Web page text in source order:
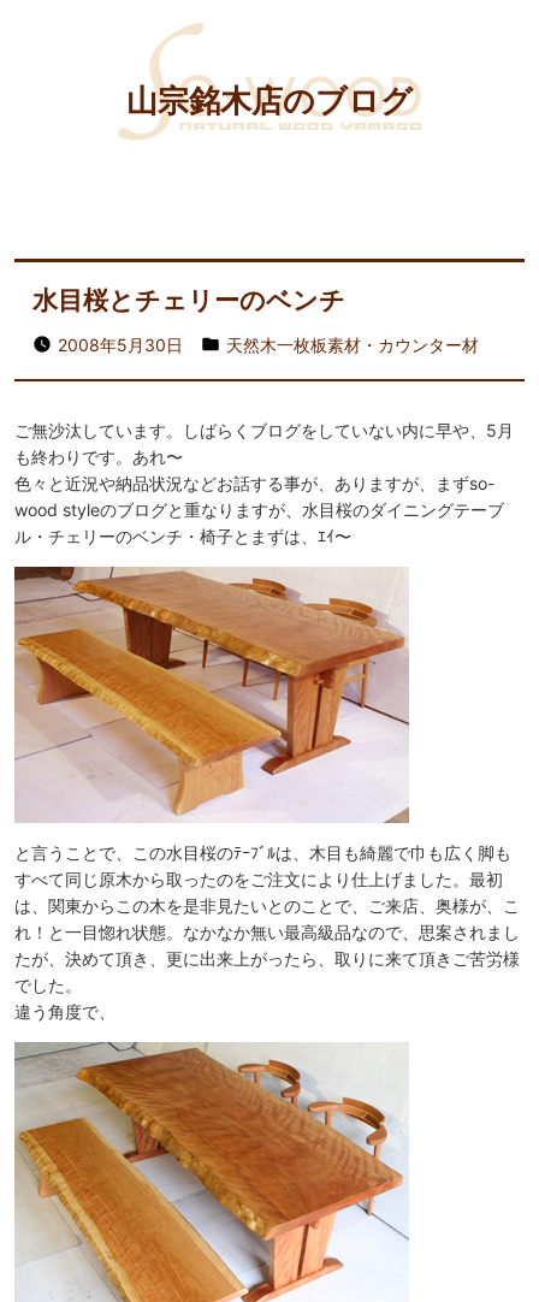
山宗銘木店のブログ
水目桜とチェリーのベンチ
2008年5月30日 天然木一枚板素材・カウンター材
ご無沙汰しています。しばらくブログをしていない内に早や、5月
も終わりです。あれ〜
色々と近況や納品状況などお話する事が、ありますが、まずso-
wood styleのブログと重なりますが、水目桜のダイニングテーブ
ル・チェリーのベンチ・椅子とまずは、ｴｲ〜
と言うことで、この水目桜のﾃｰﾌﾞﾙは、木目も綺麗で巾も広く脚も
すべて同じ原木から取ったのをご注文により仕上げました。最初
は、関東からこの木を是非見たいとのことで、ご来店、奥様が、こ
れ！と一目惚れ状態。なかなか無い最高級品なので、思案されまし
たが、決めて頂き、更に出来上がったら、取りに来て頂きご苦労様
でした。
違う角度で、